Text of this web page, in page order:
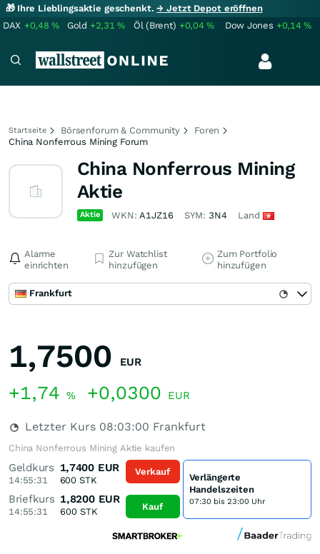
🎁 Ihre Lieblingsaktie geschenkt.→ Jetzt Depot eröffnen
DAX +0,48% Gold +2,31% Öl (Brent) +0,04% Dow Jones +0,14%
Startseite Börsenforum & Community
Foren
China Nonferrous Mining Forum
China Nonferrous Mining
Aktie
Aktie WKN:A1JZ16 SYM: 3N4 Land
Alarme
einrichten
Zur Watchlist
hinzufügen
Zum Portfolio
hinzufügen
Frankfurt
1,7500 EUR
+1,74 % +0,0300 EUR
Letzter Kurs 08:03:00 Frankfurt
China Nonferrous Mining Aktie kaufen
Geldkurs
14:55:31
1,7400 EUR
600 STK
Briefkurs
14:55:31
1,8200 EUR
600STK
Verkauf
Kauf
Verlängerte
Handelszeiten
07:30 bis 23:00 Uhr